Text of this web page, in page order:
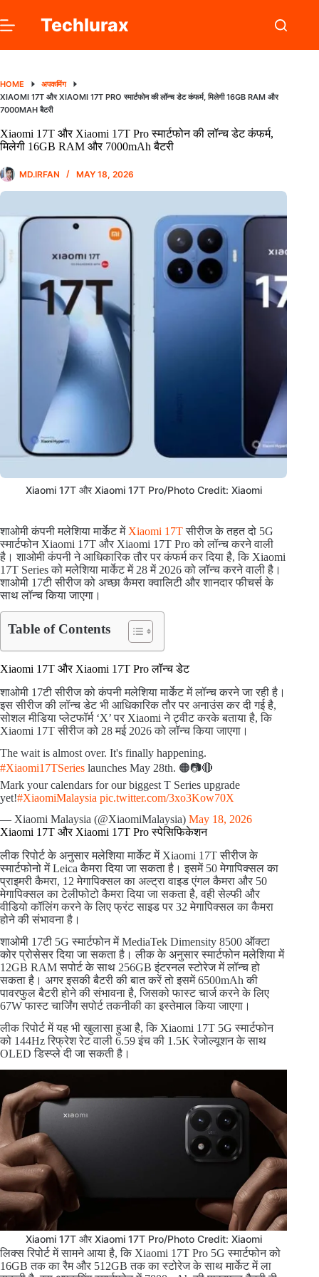
to
content
Techlurax
HOME
अपकमिंग
XIAOMI 17T और XIAOMI 17T PRO स्मार्टफोन की लॉन्च डेट कंफर्म, मिलेगी 16GB RAM और
7000MAH बैटरी
Xiaomi 17T और Xiaomi 17T Pro स्मार्टफोन की लॉन्च डेट कंफर्म,
मिलेगी 16GB RAM और 7000mAh बैटरी
MD.IRFAN MAY 18, 2026
Xiaomi 17T और Xiaomi 17T Pro/Photo Credit: Xiaomi
शाओमी कंपनी मलेशिया मार्केट में Xiaomi 17Tसीरीज के तहत दो 5G
स्मार्टफोन Xiaomi 17T और Xiaomi 17T Pro को लॉन्च करने वाली
है। शाओमी कंपनी ने आधिकारिक तौर पर कंफर्म कर दिया है, कि Xiaomi
17T Series को मलेशिया मार्केट में 28 में 2026 को लॉन्च करने वाली है।
शाओमी 17टी सीरीज को अच्छा कैमरा क्वालिटी और शानदार फीचर्स के
साथ लॉन्च किया जाएगा।
Table of Contents
Xiaomi 17T और Xiaomi 17T Pro लॉन्च डेट
शाओमी 17टी सीरीज को कंपनी मलेशिया मार्केट में लॉन्च करने जा रही है।
इस सीरीज की लॉन्च डेट भी आधिकारिक तौर पर अनाउंस कर दी गई है,
सोशल मीडिया प्लेटफॉर्म ‘X’ पर Xiaomi ने ट्वीट करके बताया है, कि
Xiaomi 17T सीरीज को 28 मई 2026 को लॉन्च किया जाएगा।
The wait is almost over. It's finally happening.
#Xiaomi17TSeries launches May 28th. 🟠📷🔴
Mark your calendars for our biggest T Series upgrade
yet!#XiaomiMalaysia pic.twitter.com/3xo3Kow70X
— Xiaomi Malaysia (@XiaomiMalaysia) May 18, 2026
Xiaomi 17T और Xiaomi 17T Pro स्पेसिफिकेशन
लीक रिपोर्ट के अनुसार मलेशिया मार्केट में Xiaomi 17T सीरीज के
स्मार्टफोनो में Leica कैमरा दिया जा सकता है। इसमें 50 मेगापिक्सल का
प्राइमरी कैमरा, 12 मेगापिक्सल का अल्ट्रा वाइड एंगल कैमरा और 50
मेगापिक्सल का टेलीफोटो कैमरा दिया जा सकता है, वही सेल्फी और
वीडियो कॉलिंग करने के लिए फ्रंट साइड पर 32 मेगापिक्सल का कैमरा
होने की संभावना है।
शाओमी 17टी 5G स्मार्टफोन में MediaTek Dimensity 8500 ऑक्टा
कोर प्रोसेसर दिया जा सकता है। लीक के अनुसार स्मार्टफोन मलेशिया में
12GB RAM सपोर्ट के साथ 256GB इंटरनल स्टोरेज में लॉन्च हो
सकता है। अगर इसकी बैटरी की बात करें तो इसमें 6500mAh की
पावरफुल बैटरी होने की संभावना है, जिसको फास्ट चार्ज करने के लिए
67W फास्ट चार्जिंग सपोर्ट तकनीकी का इस्तेमाल किया जाएगा।
लीक रिपोर्ट में यह भी खुलासा हुआ है, कि Xiaomi 17T 5G स्मार्टफोन
को 144Hz रिफ्रेश रेट वाली 6.59 इंच की 1.5K रेजोल्यूशन के साथ
OLED डिस्प्ले दी जा सकती है।
Xiaomi 17T और Xiaomi 17T Pro/Photo Credit: Xiaomi
लिक्स रिपोर्ट में सामने आया है, कि Xiaomi 17T Pro 5G स्मार्टफोन को
16GB तक का रैम और 512GB तक का स्टोरेज के साथ मार्केट में ला